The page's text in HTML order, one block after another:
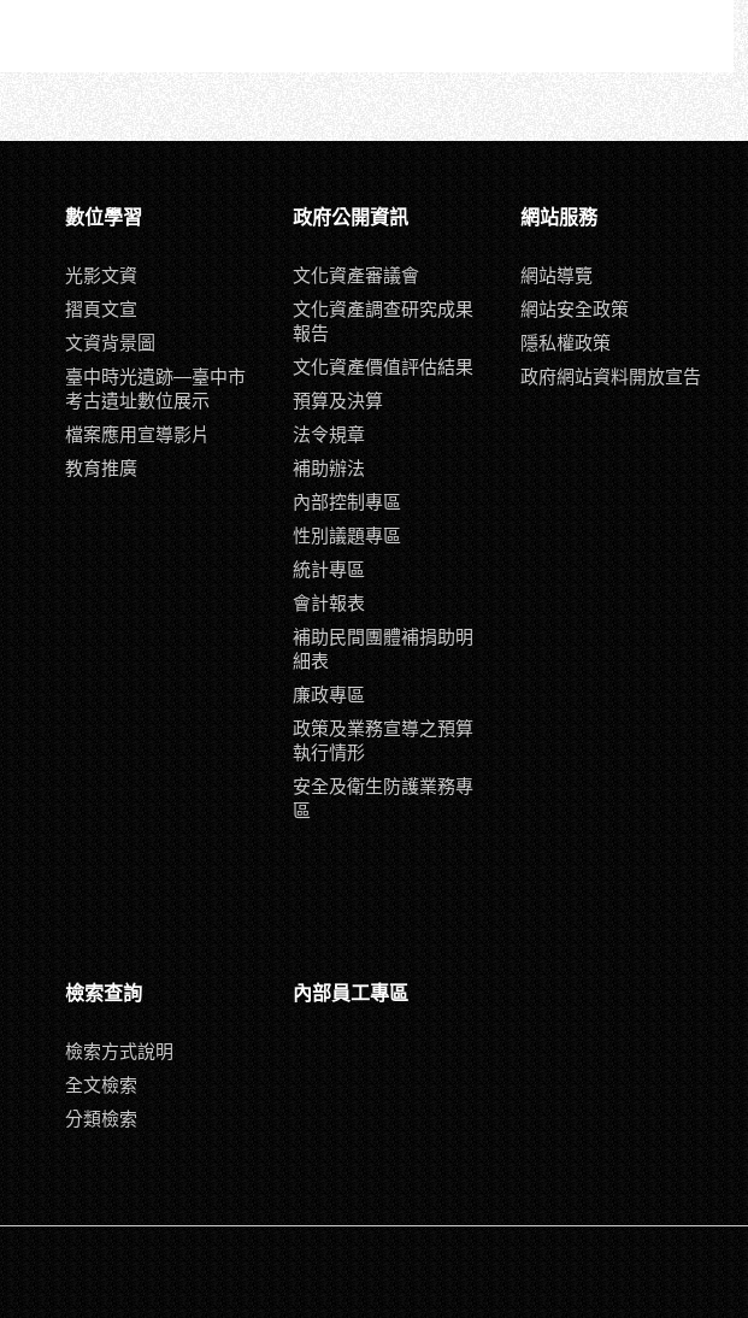
數位學習
光影文資
摺頁文宣
文資背景圖
臺中時光遺跡—臺中市
考古遺址數位展示
檔案應用宣導影片
教育推廣
政府公開資訊
文化資產審議會
文化資產調查研究成果
報告
文化資產價值評估結果
預算及決算
法令規章
補助辦法
內部控制專區
性別議題專區
統計專區
會計報表
補助民間團體補捐助明
細表
廉政專區
政策及業務宣導之預算
執行情形
安全及衛生防護業務專
區
網站服務
網站導覽
網站安全政策
隱私權政策
政府網站資料開放宣告
檢索查詢
檢索方式說明
全文檢索
分類檢索
內部員工專區